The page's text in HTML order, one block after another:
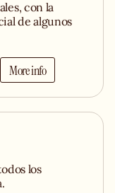
con la
de algunos
More info
los